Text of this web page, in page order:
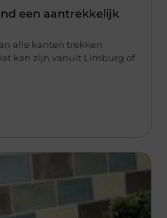
een aantrekkelijk
alle kanten trekken
kan zijn vanuit Limburg of